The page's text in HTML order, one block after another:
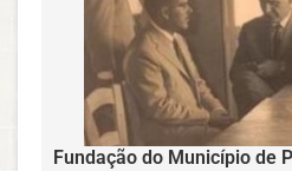
Fundação do Município de